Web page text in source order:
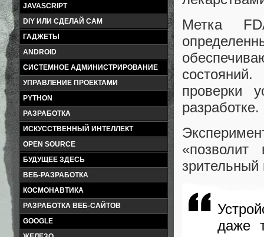
JAVASCRIPT
DIY ИЛИ СДЕЛАЙ САМ
ГАДЖЕТЫ
ANDROID
СИСТЕМНОЕ АДМИНИСТРИРОВАНИЕ
УПРАВЛЕНИЕ ПРОЕКТАМИ
PYTHON
РАЗРАБОТКА
ИСКУССТВЕННЫЙ ИНТЕЛЛЕКТ
OPEN SOURCE
БУДУЩЕЕ ЗДЕСЬ
ВЕБ-РАЗРАБОТКА
КОСМОНАВТИКА
РАЗРАБОТКА ВЕБ-САЙТОВ
GOOGLE
Метка
проверки
разработке.
даже